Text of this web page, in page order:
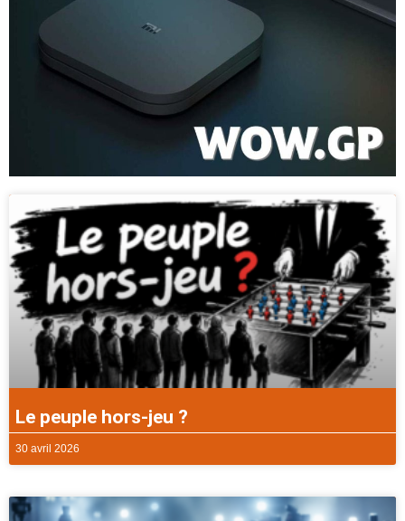
Le peuple hors-jeu ?
30 avril 2026